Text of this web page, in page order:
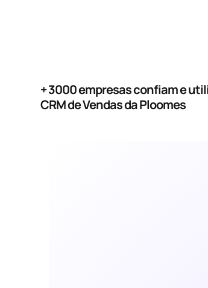
+ 3000 empresas confiam e
CRM de Vendas da Ploomes